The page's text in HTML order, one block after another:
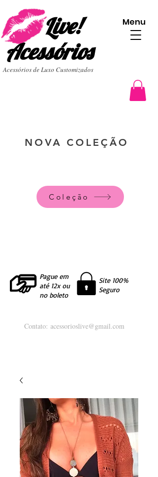
Live!
Acessórios
Acessórios de Luxo Customizados
NOVA COLEÇÃO
Menu
Coleção
Pague em
até 12x ou
no boleto
Site 100%
Seguro
Contato: acessorioslive@gmail.com